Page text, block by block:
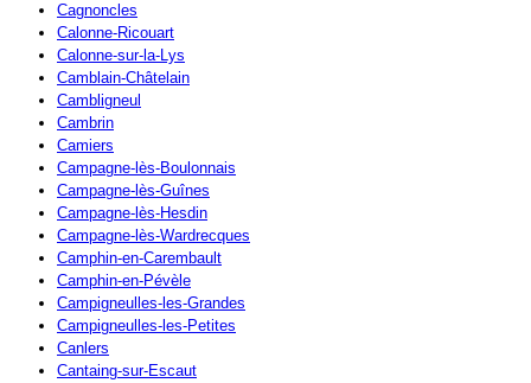
Cagnoncles
Calonne-Ricouart
Calonne-sur-la-Lys
Camblain-Châtelain
Cambligneul
Cambrin
Camiers
Campagne-lès-Boulonnais
Campagne-lès-Guînes
Campagne-lès-Hesdin
Campagne-lès-Wardrecques
Camphin-en-Carembault
Camphin-en-Pévèle
Campigneulles-les-Grandes
Campigneulles-les-Petites
Canlers
Cantaing-sur-Escaut